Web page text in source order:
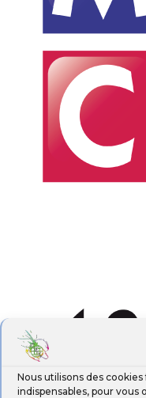
Nous utilisons des
indispensables, pour